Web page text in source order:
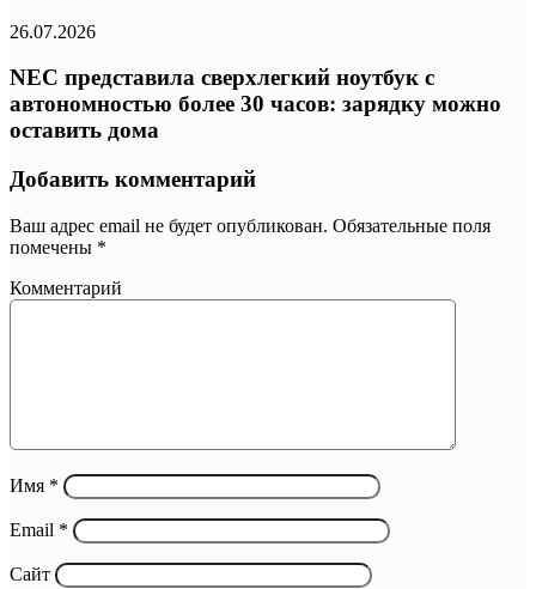
26.07.2026
NEC представила сверхлегкий ноутбук с
автономностью более 30 часов: зарядку можно
оставить дома
Добавить комментарий
Ваш адрес email не будет опубликован. Обязательные поля
помечены *
Комментарий
Имя *
Email *
Сайт